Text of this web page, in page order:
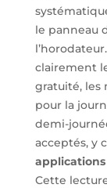
le panneau
clairement
gratuité, les
pour la
demi-
acceptés, y
Cette